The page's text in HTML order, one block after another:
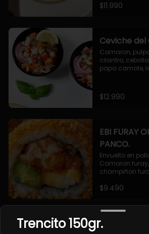
$11.990
Ceviche del
Camaron,
cilantro,
papa camote,
$12.990
EBI FURAY
PANCO.
Envuelto en
Camaron
champiñon
$9.490
EBI
Trencito 150gr.